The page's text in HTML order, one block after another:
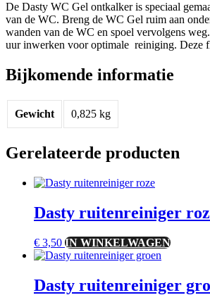
De Dasty WC Gel ontkalker is speciaal
van de WC. Breng de WC Gel ruim aan
wanden van de WC en spoel vervolgens
uur inwerken voor optimale reiniging. Deze
Bijkomende informatie
Gewicht 0,825 kg
Gerelateerde producten
Dasty ruitenreiniger
€ 3,50 IN WINKELWAGEN
Dasty ruitenreiniger